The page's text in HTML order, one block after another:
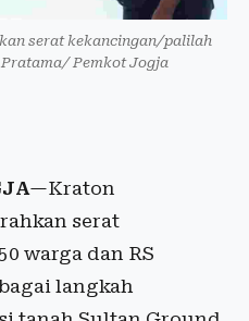
serat kekancingan/palilah
Pemkot Jogja
—Kraton
serat
warga dan RS
langkah